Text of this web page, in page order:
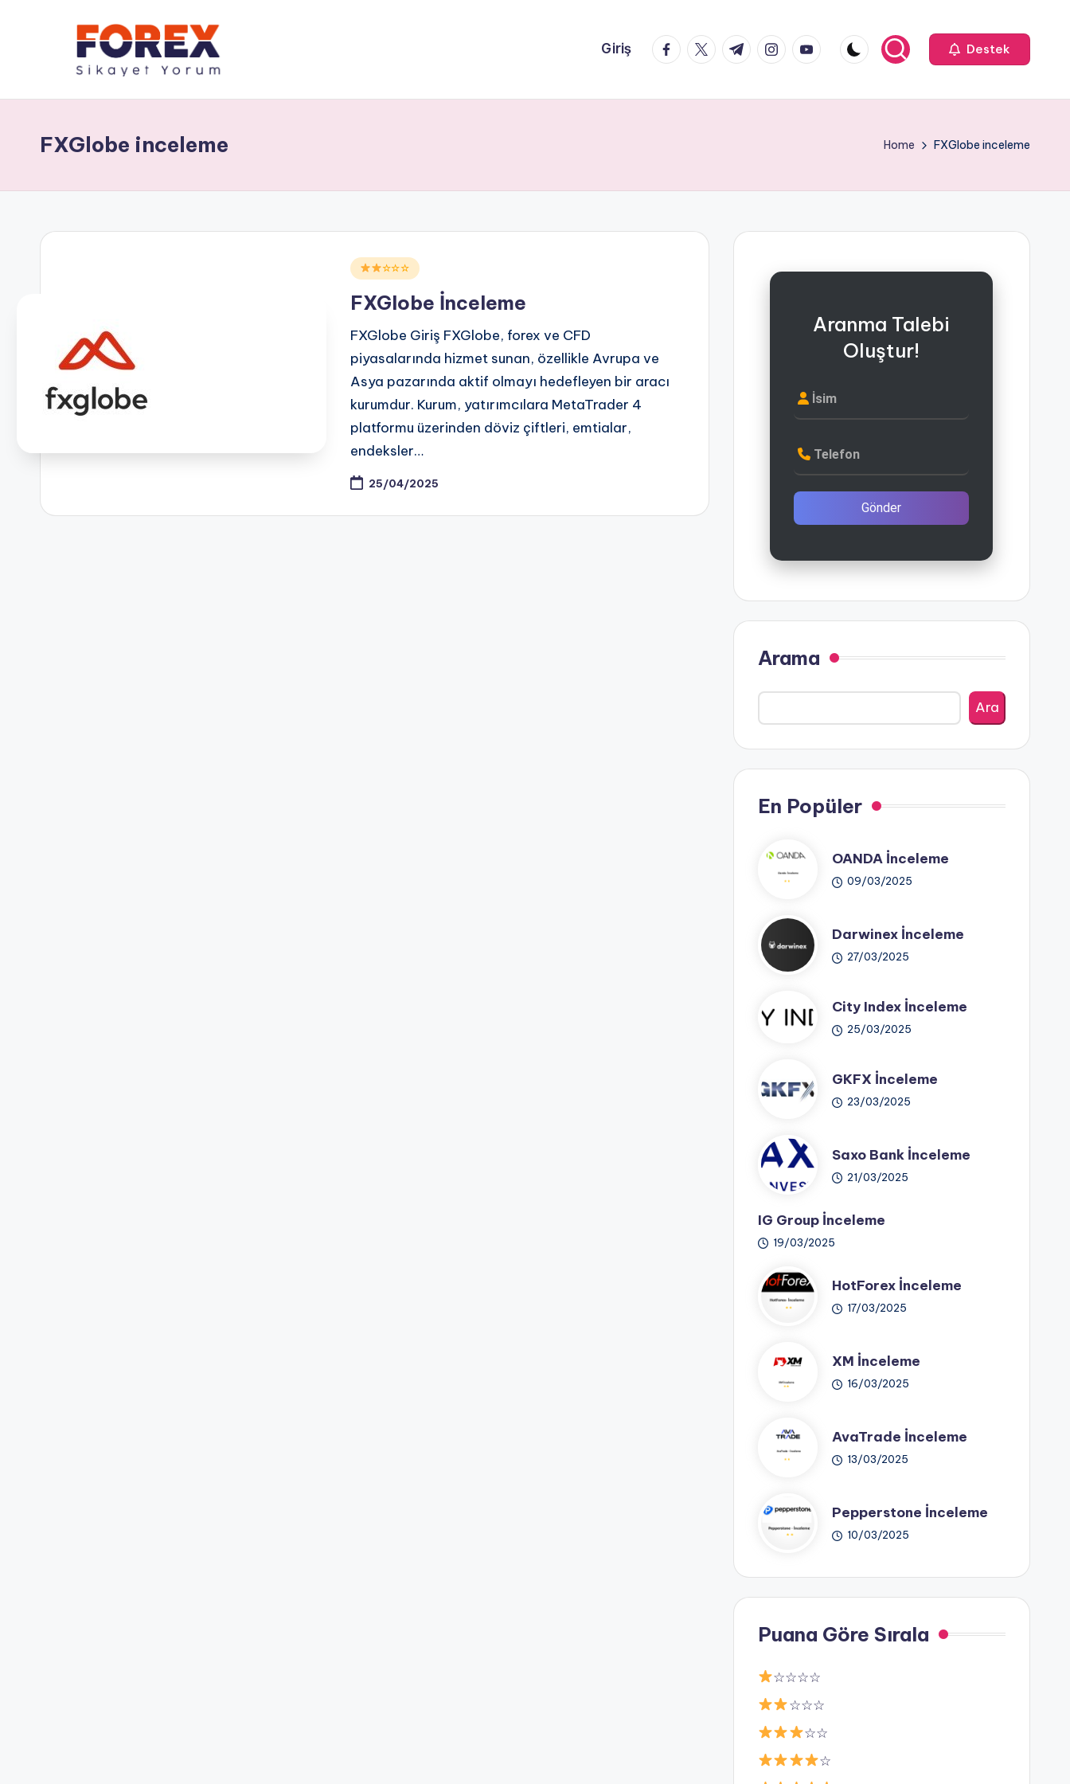
Giriş facebook.com
twitter.com
t.me instagram.com
youtube.com Destek
FXGlobe inceleme Home FXGlobe inceleme
Posted☆☆☆
FXGlobe İnceleme
FXGlobe Giriş FXGlobe, forex ve CFD
piyasalarında hizmet sunan, özellikle Avrupa ve
Asya pazarında aktif olmayı hedefleyen bir aracı
kurumdur. Kurum, yatırımcılara MetaTrader 4
platformu üzerinden döviz çiftleri, emtialar,
endeksler…
25/04/2025
Aranma Talebi
Oluştur!
İsim
Telefon
Gönder
Arama
Ara
En Popüler
OANDA İnceleme
09/03/2025
Darwinex İnceleme
27/03/2025
City Index İnceleme
25/03/2025
GKFX İnceleme
23/03/2025
Saxo Bank İnceleme
21/03/2025
IG Group İnceleme
19/03/2025
HotForex İnceleme
17/03/2025
XM İnceleme
16/03/2025
AvaTrade İnceleme
13/03/2025
Pepperstone İnceleme
10/03/2025
Puana Göre Sırala
☆☆☆☆
☆☆☆
☆☆
☆